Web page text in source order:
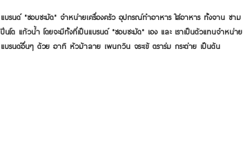
แบรนด์ "ชอบชะมัด" จำหน่ายเครื่องครัว อุปกรณ์ทำอาหาร ใส่อาหาร ทั้งจาน ชาม
ปิ่นโต แก้วน้ำ โดยจะมีทั้งที่เป็นแบรนด์ "ชอบชะมัด" เอง และ เราเป็นตัวแทนจำหน่าย
แบรนด์อื่นๆ ด้วย อาทิ หัวม้าลาย เพนกวิน จระเข้ ตราร่ม กระต่าย เป็นต้น